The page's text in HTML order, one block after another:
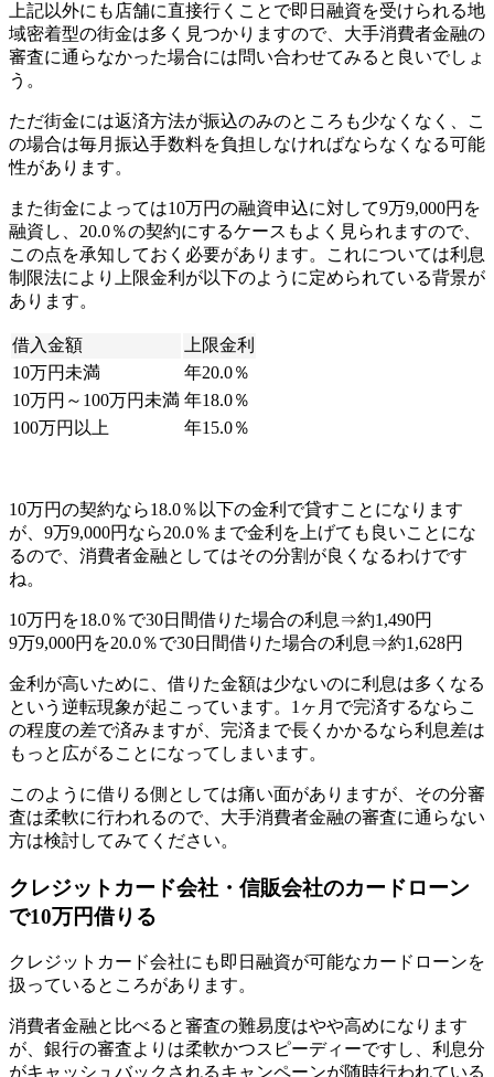
上記以外にも店舗に直接行くことで即日融資を受けられる地
域密着型の街金は多く見つかりますので、大手消費者金融の
審査に通らなかった場合には問い合わせてみると良いでしょ
う。
ただ街金には返済方法が振込のみのところも少なくなく、こ
の場合は毎月振込手数料を負担しなければならなくなる可能
性があります。
また街金によっては10万円の融資申込に対して9万9,000円を
融資し、20.0％の契約にするケースもよく見られますので、
この点を承知しておく必要があります。これについては利息
制限法により上限金利が以下のように定められている背景が
あります。
借入金額
上限金利
10万円未満
年20.0％
10万円～100万円未満 年18.0％
100万円以上
年15.0％
10万円の契約なら18.0％以下の金利で貸すことになります
が、9万9,000円なら20.0％まで金利を上げても良いことにな
るので、消費者金融としてはその分割が良くなるわけです
ね。
10万円を18.0％で30日間借りた場合の利息⇒約1,490円
9万9,000円を20.0％で30日間借りた場合の利息⇒約1,628円
金利が高いために、借りた金額は少ないのに利息は多くなる
という逆転現象が起こっています。1ヶ月で完済するならこ
の程度の差で済みますが、完済まで長くかかるなら利息差は
もっと広がることになってしまいます。
このように借りる側としては痛い面がありますが、その分審
査は柔軟に行われるので、大手消費者金融の審査に通らない
方は検討してみてください。
クレジットカード会社・信販会社のカードローン
で10万円借りる
クレジットカード会社にも即日融資が可能なカードローンを
扱っているところがあります。
消費者金融と比べると審査の難易度はやや高めになります
が、銀行の審査よりは柔軟かつスピーディーですし、利息分
がキャッシュバックされるキャンペーンが随時行われている